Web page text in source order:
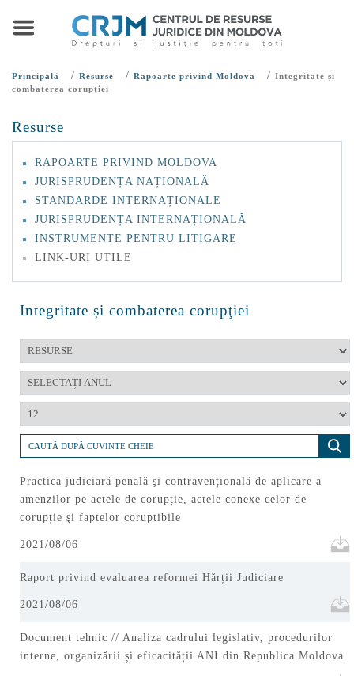
Principală / Resurse / Rapoarte privind Moldova / Integritate și
combaterea corupţiei
Resurse
RAPOARTE PRIVIND MOLDOVA
JURISPRUDENȚA NAȚIONALĂ
STANDARDE INTERNAȚIONALE
JURISPRUDENȚA INTERNAȚIONALĂ
INSTRUMENTE PENTRU LITIGARE
LINK-URI UTILE
Integritate și combaterea corupţiei
Practica judiciară penală şi contravențională de aplicare a
amenzilor pe actele de corupție, actele conexe celor de
corupție şi faptelor coruptibile
2021/08/06
Raport privind evaluarea reformei Hărții Judiciare
2021/08/06
Document tehnic // Analiza cadrului legislativ, procedurilor
interne, organizării și eficacității ANI din Republica Moldova